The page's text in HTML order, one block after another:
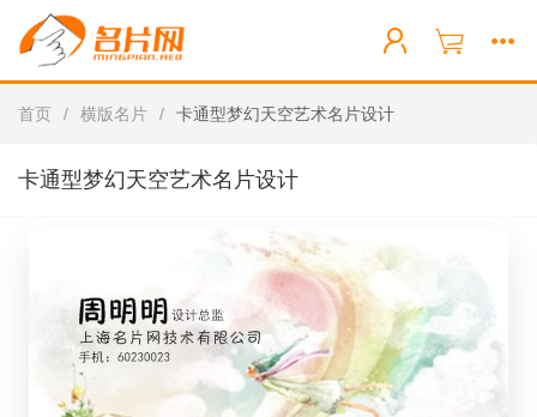
首页 / 横版名片 / 卡通型梦幻天空艺术名片设计
卡通型梦幻天空艺术名片设计